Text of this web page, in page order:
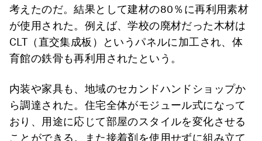
考えたのだ。結果として建材の80％に再利用素材
が使用された。例えば、学校の廃材だった木材は
CLT（直交集成板）というパネルに加工され、体
育館の鉄骨も再利用されたという。
内装や家具も、地域のセカンドハンドショップか
ら調達された。住宅全体がモジュール式になって
おり、用途に応じて部屋のスタイルを変化させる
ことができる。また接着剤を使用せずに組み立て